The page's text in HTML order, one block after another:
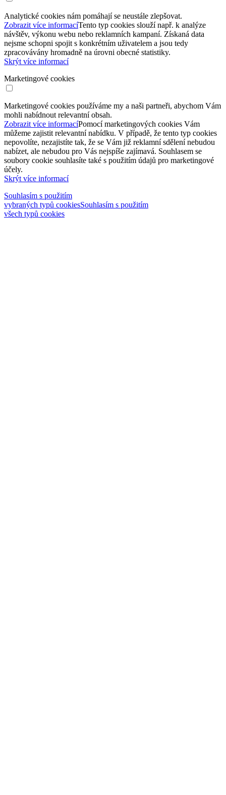
Analytické cookies nám pomáhají se neustále zlepšovat.
Zobrazit více informacíTento typ cookies slouží např. k analýze
návštěv, výkonu webu nebo reklamních kampaní. Získaná data
nejsme schopni spojit s konkrétním uživatelem a jsou tedy
zpracovávány hromadně na úrovni obecné statistiky.
Skrýt více informací
Marketingové cookies
Marketingové cookies používáme my a naši partneři, abychom Vám
mohli nabídnout relevantní obsah.
Zobrazit více informacíPomocí marketingových cookies Vám
můžeme zajistit relevantní nabídku. V případě, že tento typ cookies
nepovolíte, nezajistíte tak, že se Vám již reklamní sdělení nebudou
nabízet, ale nebudou pro Vás nejspíše zajímavá. Souhlasem se
soubory cookie souhlasíte také s použitím údajů pro marketingové
účely.
Skrýt více informací
Souhlasím s použitím
vybraných typů cookiesSouhlasím s použitím
všech typů cookies